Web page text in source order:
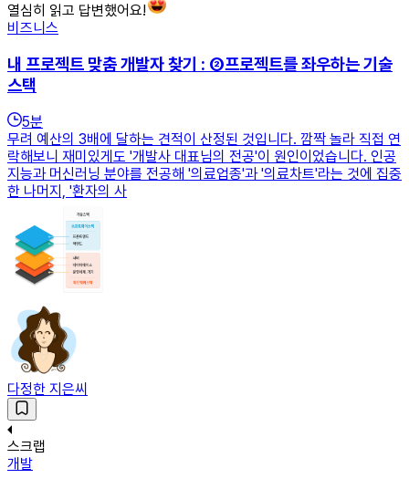
열심히 읽고 답변했어요!
비즈니스
내 프로젝트 맞춤 개발자 찾기 : ②프로젝트를 좌우하는 기술
스택
5분
무려 예산의 3배에 달하는 견적이 산정된 것입니다. 깜짝 놀라 직접 연
락해보니 재미있게도 '개발사 대표님의 전공'이 원인이었습니다. 인공
지능과 머신러닝 분야를 전공해 '의료업종'과 '의료차트'라는 것에 집중
한 나머지, '환자의 사
다정한 지은씨
스크랩
개발